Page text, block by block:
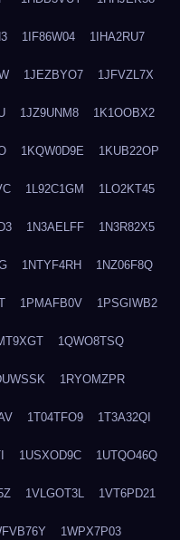
1IF86W04 1IHA2RU7
1JEZBYO7 1JFVZL7X
1JZ9UNM8 1K1OOBX2
1KQW0D9E 1KUB22OP
1L92C1GM 1LO2KT45
1N3AELFF 1N3R82X5
1NTYF4RH 1NZ06F8Q
1PMAFB0V 1PSGIWB2
1QWO8TSQ
1RYOMZPR
1T04TFO9 1T3A32QI
1USXOD9C 1UTQO46Q
1VLGOT3L 1VT6PD21
1WPX7P03